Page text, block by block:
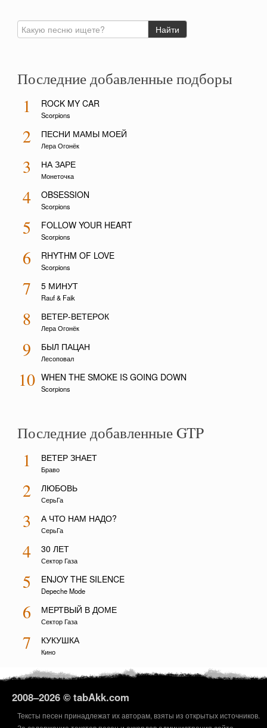
Последние добавленные подборы
1 ROCK MY CAR
Scorpions
2 ПЕСНИ МАМЫ МОЕЙ
Лера Огонёк
3 НА ЗАРЕ
Монеточка
4 OBSESSION
Scorpions
5 FOLLOW YOUR HEART
Scorpions
6 RHYTHM OF LOVE
Scorpions
7 5 МИНУТ
Rauf & Faik
8 ВЕТЕР-ВЕТЕРОК
Лера Огонёк
9 БЫЛ ПАЦАН
Лесоповал
10 WHEN THE SMOKE IS GOING DOWN
Scorpions
Последние добавленные GTP
1 ВЕТЕР ЗНАЕТ
Браво
2 ЛЮБОВЬ
СерьГа
3 А ЧТО НАМ НАДО?
СерьГа
4 30 ЛЕТ
Сектор Газа
5 ENJOY THE SILENCE
Depeche Mode
6 МЕРТВЫЙ В ДОМЕ
Сектор Газа
7 КУКУШКА
Кино
2008–2026 © tabAkk.com
Тексты песен принадлежат их авторам, взяты из открытых источников.